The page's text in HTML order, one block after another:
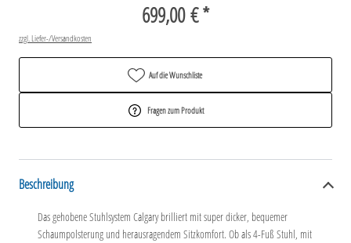
699,00 € *
zzgl. Liefer-/Versandkosten
Auf die Wunschliste
Fragen zum Produkt
Beschreibung
Das gehobene Stuhlsystem Calgary brilliert mit super dicker, bequemer
Schaumpolsterung und herausragendem Sitzkomfort. Ob als 4-Fuß Stuhl, mit